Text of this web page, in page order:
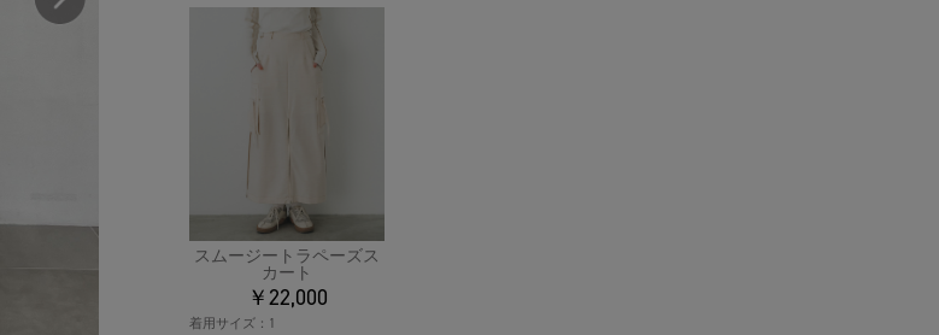
スムージートラペーズス
カート
￥22,000
着用サイズ： 1